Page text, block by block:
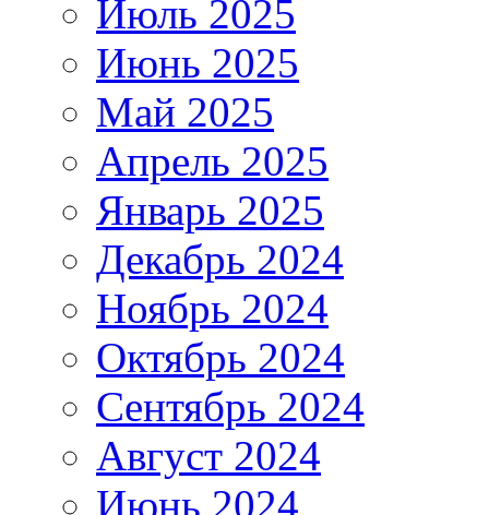
Июль 2025
Июнь 2025
Май 2025
Апрель 2025
Январь 2025
Декабрь 2024
Ноябрь 2024
Октябрь 2024
Сентябрь 2024
Август 2024
Июнь 2024